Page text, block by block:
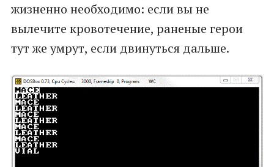
жизненно необходимо: если вы не
вылечите кровотечение, раненые герои
тут же умрут, если двинуться дальше.